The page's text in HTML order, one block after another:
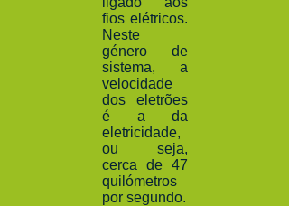
fios elétricos.
Neste
género de
sistema, a
velocidade
dos eletrões
é a da
eletricidade,
ou seja,
cerca de 47
quilómetros
por segundo.